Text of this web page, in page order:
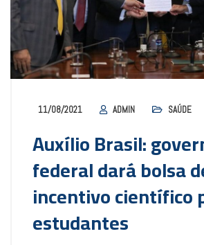
11/08/2021 ADMIN SAÚDE
Auxílio Brasil:
federal dará bolsa
incentivo científico
estudantes